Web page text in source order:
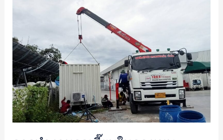
เฮี๊ยบ
ใน
กรุงเทพ